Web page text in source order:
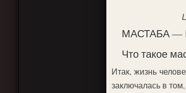
МАСТАБА —
Что такое
Итак, жизнь
заключалась в